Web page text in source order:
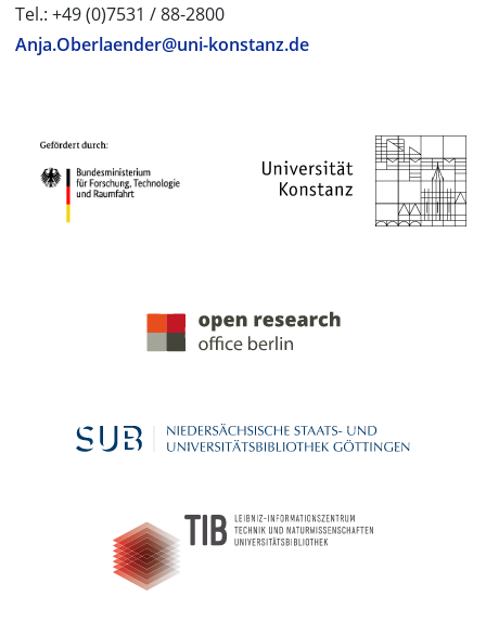
Tel.: +49 (0)7531 / 88-2800
Anja.Oberlaender@uni-konstanz.de